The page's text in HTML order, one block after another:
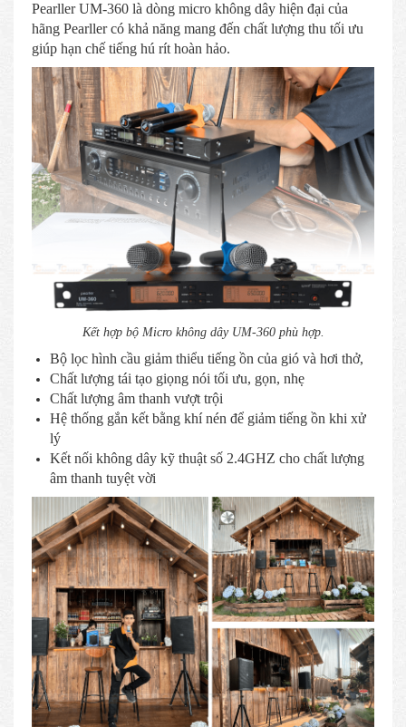
Pearller UM-360 là dòng micro không dây hiện đại của
hãng Pearller có khả năng mang đến chất lượng thu tối ưu
giúp hạn chế tiếng hú rít hoàn hảo.
Kết hợp bộ Micro không dây UM-360 phù hợp.
Bộ lọc hình cầu giảm thiểu tiếng ồn của gió và hơi thở,
Chất lượng tái tạo giọng nói tối ưu, gọn, nhẹ
Chất lượng âm thanh vượt trội
Hệ thống gắn kết bằng khí nén để giảm tiếng ồn khi xử
lý
Kết nối không dây kỹ thuật số 2.4GHZ cho chất lượng
âm thanh tuyệt vời